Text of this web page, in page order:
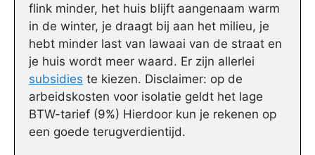
flink minder, het huis blijft aangenaam warm
in de winter, je draagt bij aan het milieu, je
hebt minder last van lawaai van de straat en
je huis wordt meer waard. Er zijn allerlei
subsidies te kiezen. Disclaimer: op de
arbeidskosten voor isolatie geldt het lage
BTW-tarief (9%) Hierdoor kun je rekenen op
een goede terugverdientijd.